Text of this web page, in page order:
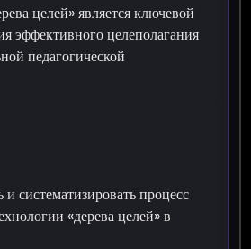
целей» является ключевой
эффективного целеполагания
педагогической
систематизировать процесс
«дерева целей» в